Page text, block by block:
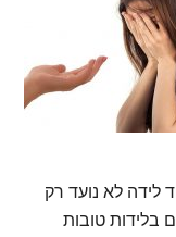
לידה לא נועד רק
בלידות טובות